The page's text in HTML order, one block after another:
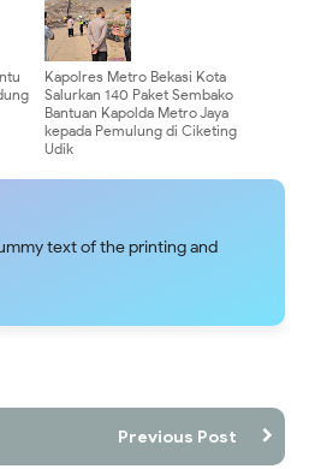
Kapolres Metro Bekasi Kota
Salurkan 140 Paket Sembako
Bantuan Kapolda Metro Jaya
kepada Pemulung di Ciketing
Udik
text of the printing and
Previous Post